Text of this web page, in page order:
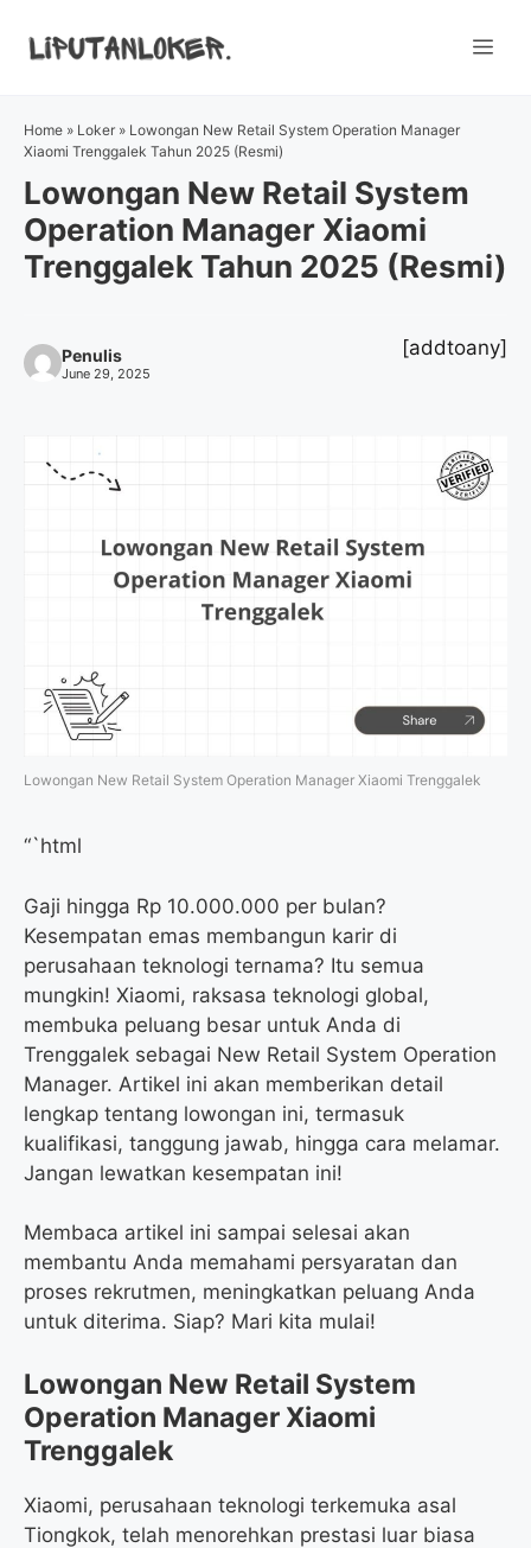
Home » Loker » Lowongan New Retail System Operation Manager
Xiaomi Trenggalek Tahun 2025 (Resmi)
Lowongan New Retail System
Operation Manager Xiaomi
Trenggalek Tahun 2025 (Resmi)
Penulis
June 29, 2025
[addtoany]
Lowongan New Retail System Operation Manager Xiaomi Trenggalek
“`html
Gaji hingga Rp 10.000.000 per bulan?
Kesempatan emas membangun karir di
perusahaan teknologi ternama? Itu semua
mungkin! Xiaomi, raksasa teknologi global,
membuka peluang besar untuk Anda di
Trenggalek sebagai New Retail System Operation
Manager. Artikel ini akan memberikan detail
lengkap tentang lowongan ini, termasuk
kualifikasi, tanggung jawab, hingga cara melamar.
Jangan lewatkan kesempatan ini!
Membaca artikel ini sampai selesai akan
membantu Anda memahami persyaratan dan
proses rekrutmen, meningkatkan peluang Anda
untuk diterima. Siap? Mari kita mulai!
Lowongan New Retail System
Operation Manager Xiaomi
Trenggalek
Xiaomi, perusahaan teknologi terkemuka asal
Tiongkok, telah menorehkan prestasi luar biasa